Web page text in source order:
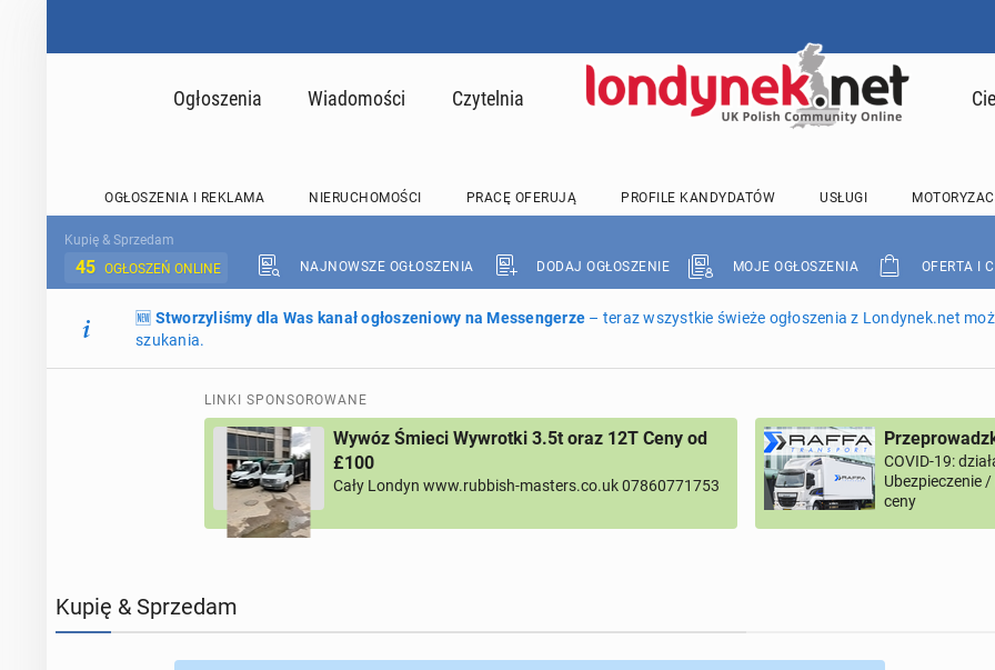
Ogłoszenia Wiadomości Czytelnia
OGŁOSZENIA I REKLAMA NIERUCHOMOŚCI PRACĘ OFERUJĄ PROFILE KANDYDATÓW USŁUGI
Kupię & Sprzedam
45 OGŁOSZEŃ ONLINE NAJNOWSZE OGŁOSZENIA DODAJ OGŁOSZENIE MOJE OGŁOSZENIA OFERTA I
🆕 Stworzyliśmy dla Was kanał ogłoszeniowy na Messengerze – teraz wszystkie świeże ogłoszenia z Londynek.net
szukania.
LINKI SPONSOROWANE
Wywóz Śmieci Wywrotki 3.5t oraz 12T Ceny od
£100
Cały Londyn www.rubbish-masters.co.uk 07860771753
COVID-19:
Ubezpieczenie
ceny
Kupię & Sprzedam